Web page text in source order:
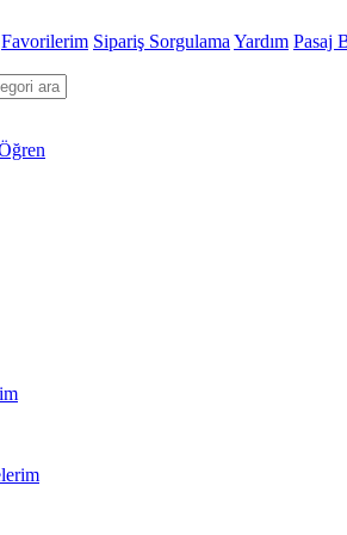
Favorilerim Sipariş Sorgulama Yardım Pasaj